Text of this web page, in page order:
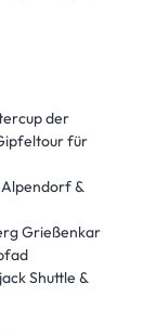
der
für
&
Grießenkar
Shuttle &